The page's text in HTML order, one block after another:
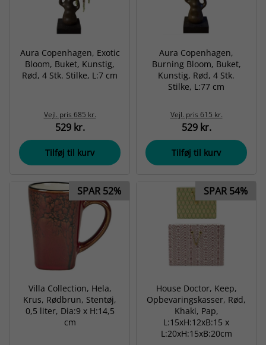
Aura Copenhagen, Exotic
Bloom, Buket, Kunstig,
Rød, 4 Stk. Stilke, L:7 cm
Vejl. pris 685 kr.
529 kr.
Tilføj til kurv
Aura Copenhagen,
Burning Bloom, Buket,
Kunstig, Rød, 4 Stk.
Stilke, L:77 cm
Vejl. pris 615 kr.
529 kr.
Tilføj til kurv
SPAR 52%
Villa Collection, Hela,
Krus, Rødbrun, Stentøj,
0,5 liter, Dia:9 x H:14,5
cm
SPAR 54%
House Doctor, Keep,
Opbevaringskasser, Rød,
Khaki, Pap,
L:15xH:12xB:15 x
L:20xH:15xB:20cm